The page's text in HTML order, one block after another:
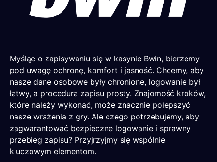
Myśląc o zapisywaniu się w kasynie Bwin, bierzemy
pod uwagę ochronę, komfort i jasność. Chcemy, aby
nasze dane osobowe były chronione, logowanie był
łatwy, a procedura zapisu prosty. Znajomość kroków,
które należy wykonać, może znacznie polepszyć
nasze wrażenia z gry. Ale czego potrzebujemy, aby
zagwarantować bezpieczne logowanie i sprawny
przebieg zapisu? Przyjrzyjmy się wspólnie
kluczowym elementom.